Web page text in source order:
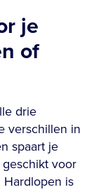
je
of
drie
verschillen in
spaart je
voor
is